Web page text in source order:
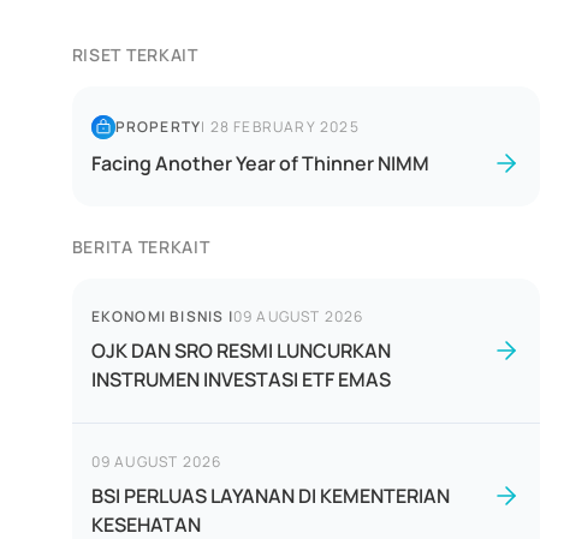
RISET TERKAIT
PROPERTY| 28 FEBRUARY 2025
Facing Another Year of Thinner NIMM
BERITA TERKAIT
EKONOMI BISNIS |09 AUGUST 2026
OJK DAN SRO RESMI LUNCURKAN
INSTRUMEN INVESTASI ETF EMAS
09 AUGUST 2026
BSI PERLUAS LAYANAN DI KEMENTERIAN
KESEHATAN